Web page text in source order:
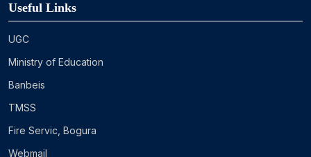
Useful Links
UGC
Ministry of Education
Banbeis
TMSS
Fire Servic, Bogura
Webmail